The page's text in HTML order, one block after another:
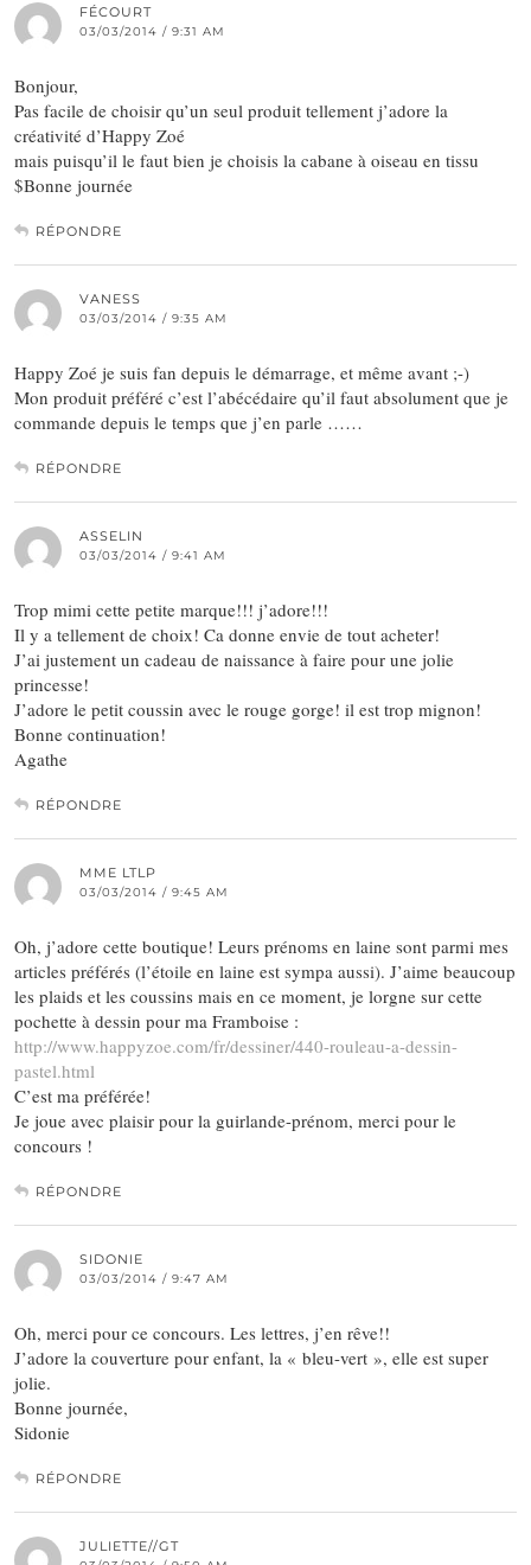
FÉCOURT
03/03/2014 / 9:31 AM
Bonjour,
Pas facile de choisir qu’un seul produit tellement j’adore la
créativité d’Happy Zoé
mais puisqu’il le faut bien je choisis la cabane à oiseau en tissu
$Bonne journée
RÉPONDRE
VANESS
03/03/2014 / 9:35 AM
Happy Zoé je suis fan depuis le démarrage, et même avant ;-)
Mon produit préféré c’est l’abécédaire qu’il faut absolument que je
commande depuis le temps que j’en parle ……
RÉPONDRE
ASSELIN
03/03/2014 / 9:41 AM
Trop mimi cette petite marque!!! j’adore!!!
Il y a tellement de choix! Ca donne envie de tout acheter!
J’ai justement un cadeau de naissance à faire pour une jolie
princesse!
J’adore le petit coussin avec le rouge gorge! il est trop mignon!
Bonne continuation!
Agathe
RÉPONDRE
MME LTLP
03/03/2014 / 9:45 AM
Oh, j’adore cette boutique! Leurs prénoms en laine sont parmi mes
articles préférés (l’étoile en laine est sympa aussi). J’aime beaucoup
les plaids et les coussins mais en ce moment, je lorgne sur cette
pochette à dessin pour ma Framboise :
http://www.happyzoe.com/fr/dessiner/440-rouleau-a-dessin-
pastel.html
C’est ma préférée!
Je joue avec plaisir pour la guirlande-prénom, merci pour le
concours !
RÉPONDRE
SIDONIE
03/03/2014 / 9:47 AM
Oh, merci pour ce concours. Les lettres, j’en rêve!!
J’adore la couverture pour enfant, la « bleu-vert », elle est super
jolie.
Bonne journée,
Sidonie
RÉPONDRE
JULIETTE//GT